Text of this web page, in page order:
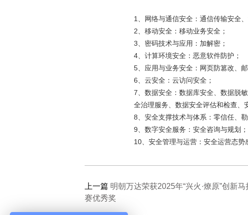
1
网络与通信安全：通信传输安全
2
移动安全：移动业务安全；
3
密码技术与应用：加解密；
4
计算环境安全：恶意软件防护；
5
应用与业务安全：网页防篡改、
6
云安全：云访问安全；
7
数据安全：数据库安全、数据脱
全治理服务、数据安全评估和检查、
8
安全支撑技术与体系：零信任、勒
9
数字安全服务：安全咨询与规划；
10
安全管理与运营：安全运营态势
上一篇 明朝万达荣获2025年“兴火·燎原”创新
赛优秀奖